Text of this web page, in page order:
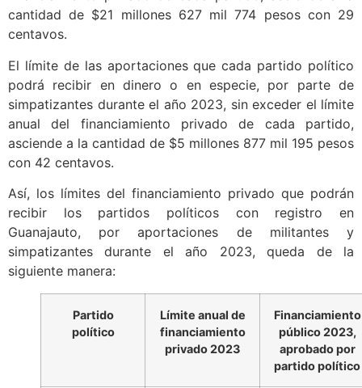
cantidad de $21 millones 627 mil 774 pesos con 29
centavos.
El límite de las aportaciones que cada partido político
podrá recibir en dinero o en especie, por parte de
simpatizantes durante el año 2023, sin exceder el límite
anual del financiamiento privado de cada partido,
asciende a la cantidad de $5 millones 877 mil 195 pesos
con 42 centavos.
Así, los límites del financiamiento privado que podrán
recibir los partidos políticos con registro en
Guanajauto, por aportaciones de militantes y
simpatizantes durante el año 2023, queda de la
siguiente manera:
Partido
político
Límite anual de
financiamiento
privado 2023
Financiamiento
público 2023,
aprobado por
partido político